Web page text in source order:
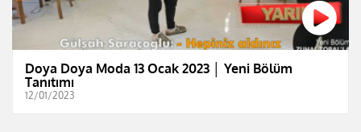
Doya Doya Moda 13 Ocak 2023 │ Yeni Bölüm
Tanıtımı
12/01/2023